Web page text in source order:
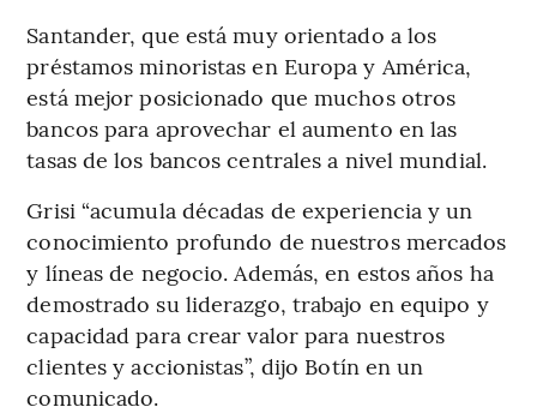
Santander, que está muy orientado a los
préstamos minoristas en Europa y América,
está mejor posicionado que muchos otros
bancos para aprovechar el aumento en las
tasas de los bancos centrales a nivel mundial.
Grisi “acumula décadas de experiencia y un
conocimiento profundo de nuestros mercados
y líneas de negocio. Además, en estos años ha
demostrado su liderazgo, trabajo en equipo y
capacidad para crear valor para nuestros
clientes y accionistas”, dijo Botín en un
comunicado.